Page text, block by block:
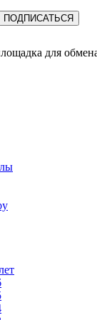
ПОДПИСАТЬСЯ
для